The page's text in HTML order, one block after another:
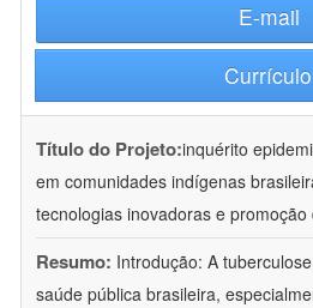
E-mail
Currículo
Título do Projeto:inquérito
em comunidades indígenas
tecnologias inovadoras e promoção
Resumo: Introdução: A
saúde pública brasileira,